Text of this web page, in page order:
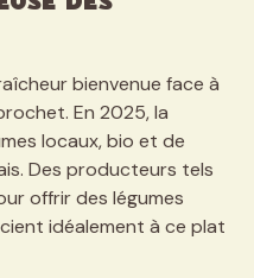
bienvenue face à
En 2025, la
locaux, bio et de
Des producteurs tels
offrir des légumes
idéalement à ce plat